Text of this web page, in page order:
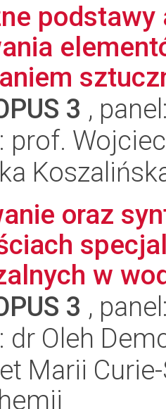
3 ,
prof.
oraz
w
3 ,
dr Oleh
Marii